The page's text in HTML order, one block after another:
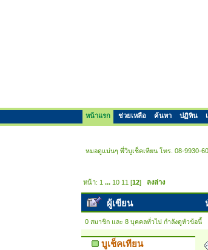
หน้าแรก ช่วยเหลือ ค้นหา ปฏิทิน
หมอดูแม่นๆ พี่วิบูเช็คเทียน โทร. 08-9930-
หน้า: 1 ... 10 11 [12] ลงล่าง
ผู้เขียน
0 สมาชิก และ 8 บุคคลทั่วไป กำลังดูหัวข้อนี้
บูเช็คเทียน